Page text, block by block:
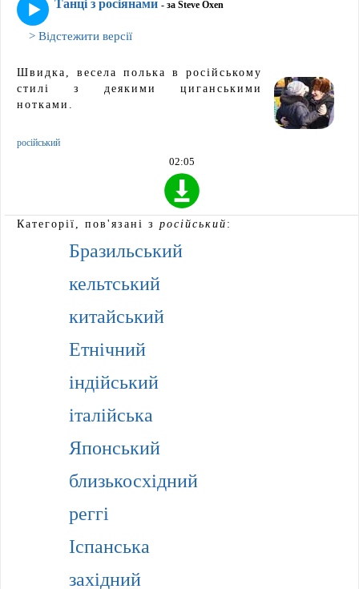
Танці з росіянами - за Steve Oxen
> Відстежити версії
Швидка, весела полька в російському
стилі з деякими циганськими
нотками.
російський
02:05
Категорії, пов'язані з російський :
Бразильський
кельтський
китайський
Етнічний
індійський
італійська
Японський
близькосхідний
реггі
Іспанська
західний